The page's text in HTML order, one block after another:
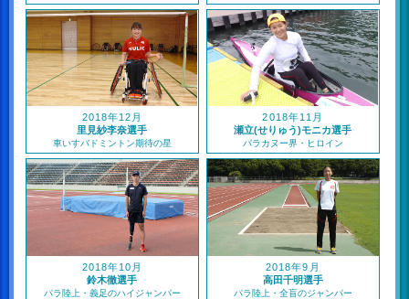
2018年12月
里見紗李奈選手
車いすバドミントン期待の星
2018年11月
瀬立(せりゅう)モニカ選手
パラカヌー界・ヒロイン
2018年10月
鈴木徹選手
パラ陸上・義足のハイジャンパー
2018年9月
高田千明選手
パラ陸上・全盲のジャンパー